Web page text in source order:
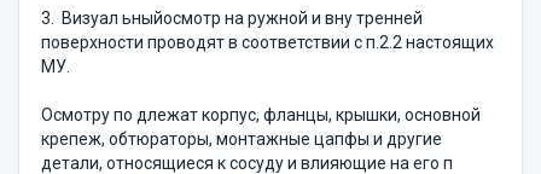
3. Визуал ьныйосмотр на ружной и вну тренней
поверхности проводят в соответствии с п.2.2 настоящих
МУ.
Осмотру по длежат корпус, фланцы, крышки, основной
крепеж, обтюраторы, монтажные цапфы и другие
детали, относящиеся к сосуду и влияющие на его п